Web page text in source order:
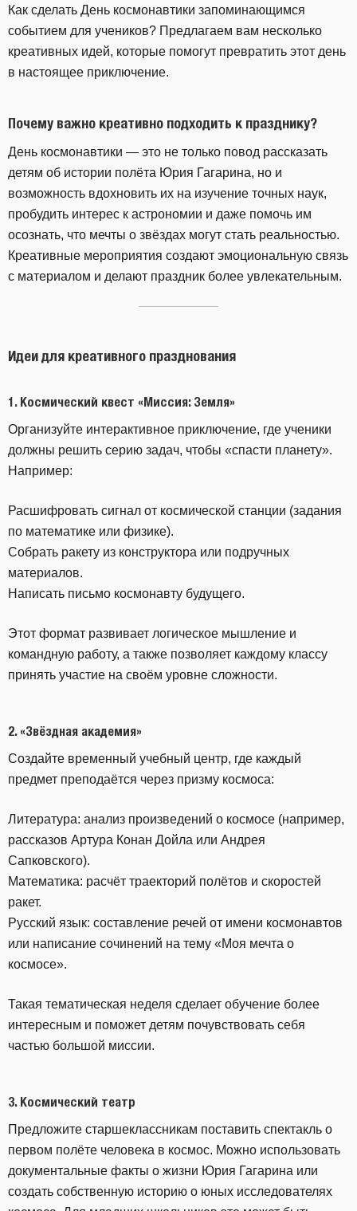
Как сделать День космонавтики запоминающимся
событием для учеников? Предлагаем вам несколько
креативных идей, которые помогут превратить этот день
в настоящее приключение.
Почему важно креативно подходить к празднику?
День космонавтики — это не только повод рассказать
детям об истории полёта Юрия Гагарина, но и
возможность вдохновить их на изучение точных наук,
пробудить интерес к астрономии и даже помочь им
осознать, что мечты о звёздах могут стать реальностью.
Креативные мероприятия создают эмоциональную связь
с материалом и делают праздник более увлекательным.
Идеи для креативного празднования
1. Космический квест «Миссия: Земля»
Организуйте интерактивное приключение, где ученики
должны решить серию задач, чтобы «спасти планету».
Например:
Расшифровать сигнал от космической станции (задания
по математике или физике).
Собрать ракету из конструктора или подручных
материалов.
Написать письмо космонавту будущего.
Этот формат развивает логическое мышление и
командную работу, а также позволяет каждому классу
принять участие на своём уровне сложности.
2. «Звёздная академия»
Создайте временный учебный центр, где каждый
предмет преподаётся через призму космоса:
Литература: анализ произведений о космосе (например,
рассказов Артура Конан Дойла или Андрея
Сапковского).
Математика: расчёт траекторий полётов и скоростей
ракет.
Русский язык: составление речей от имени космонавтов
или написание сочинений на тему «Моя мечта о
космосе».
Такая тематическая неделя сделает обучение более
интересным и поможет детям почувствовать себя
частью большой миссии.
3. Космический театр
Предложите старшеклассникам поставить спектакль о
первом полёте человека в космос. Можно использовать
документальные факты о жизни Юрия Гагарина или
создать собственную историю о юных исследователях